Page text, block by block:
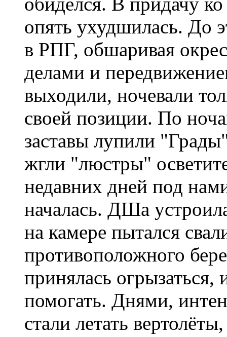
опять ухудшилась. До
в РПГ, обшаривая
делами и
выходили, ночевали
своей позиции. По
заставы лупили
жгли "люстры"
недавних дней под
началась. ДШа
на камере пытался
противоположного
принялась
помогать. Днями,
стали летать